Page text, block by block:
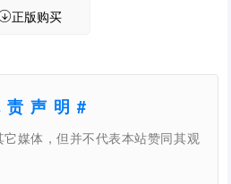
正版购买
声明#
媒体，但并不代表本站赞同其观